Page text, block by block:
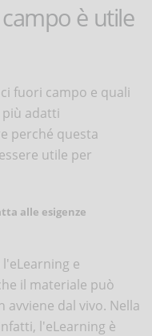
è utile
fuori campo e quali
adatti
perché questa
utile per
alle esigenze
e
il materiale può
avviene dal vivo. Nella
l'eLearning è